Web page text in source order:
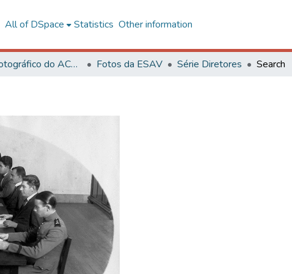
All of DSpace Statistics Other information
Acervo Fotográfico do ACH-UFV Fotos da ESAV Série Diretores Search